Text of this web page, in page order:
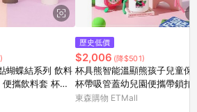
蝴蝶結系列 飲料
攜飲料套 杯套
Kitty 大耳狗
歷史低價
$2,006 (降$501)
杯具熊智能溫顯熊孩子兒童保溫
杯帶吸管蓋幼兒園便攜帶鎖扣可
愛萌
東森購物 ETMall